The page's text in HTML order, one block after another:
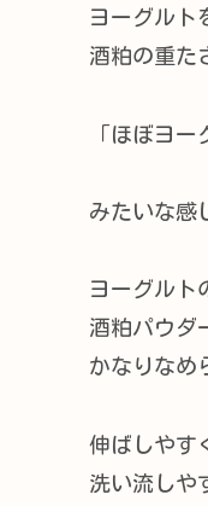
ヨーグルト
酒粕の重た
「ほぼヨー
みたいな感
ヨーグルト
酒粕パウダ
かなりなめ
伸ばしやす
洗い流しや